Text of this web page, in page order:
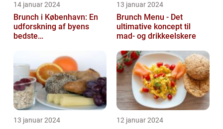
14 januar 2024
Brunch i København: En
udforskning af byens
bedste
13 januar 2024
Brunch Menu - Det
ultimative koncept til
mad- og drikkeelskere
13 januar 2024 12 januar 2024